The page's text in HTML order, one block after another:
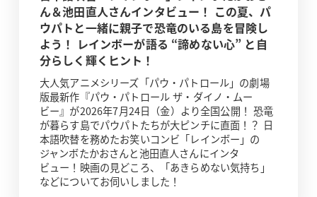
ん＆池田直人さんインタビュー！ この夏、パ
ウパトと一緒に親子で恐竜のいる島を冒険し
よう！ レインボーが語る “諦めない心” と自
分らしく輝くヒント！
大人気アニメシリーズ「パウ・パトロール」の劇場
版最新作『パウ・パトロール ザ・ダイノ・ムー
ビー』が2026年7月24日（金）より全国公開！ 恐竜
が暮らす島でパウパトたちが大ピンチに直面！？ 日
本語吹替を務めたお笑いコンビ「レインボー」の
ジャンボたかおさんと池田直人さんにインタ
ビュー！映画の見どころ、「あきらめない気持ち」
などについてお伺いしました！